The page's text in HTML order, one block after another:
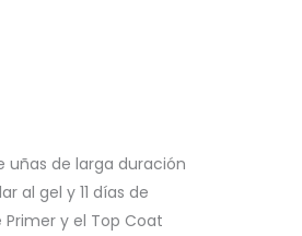
uñas de larga duración
al gel y 11 días de
y el Top Coat